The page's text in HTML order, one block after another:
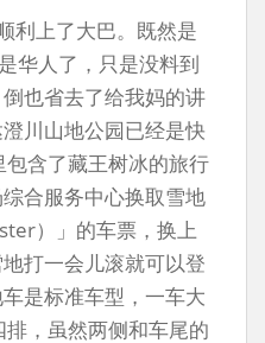
利上了大巴。既然是
华人了，只是没料到
也省去了给我妈的讲
川山地公园已经是快
含了藏王树冰的旅行
合服务中心换取雪地
）」的车票，换上
打一会儿滚就可以登
是标准车型，一车大
，虽然两侧和车尾的